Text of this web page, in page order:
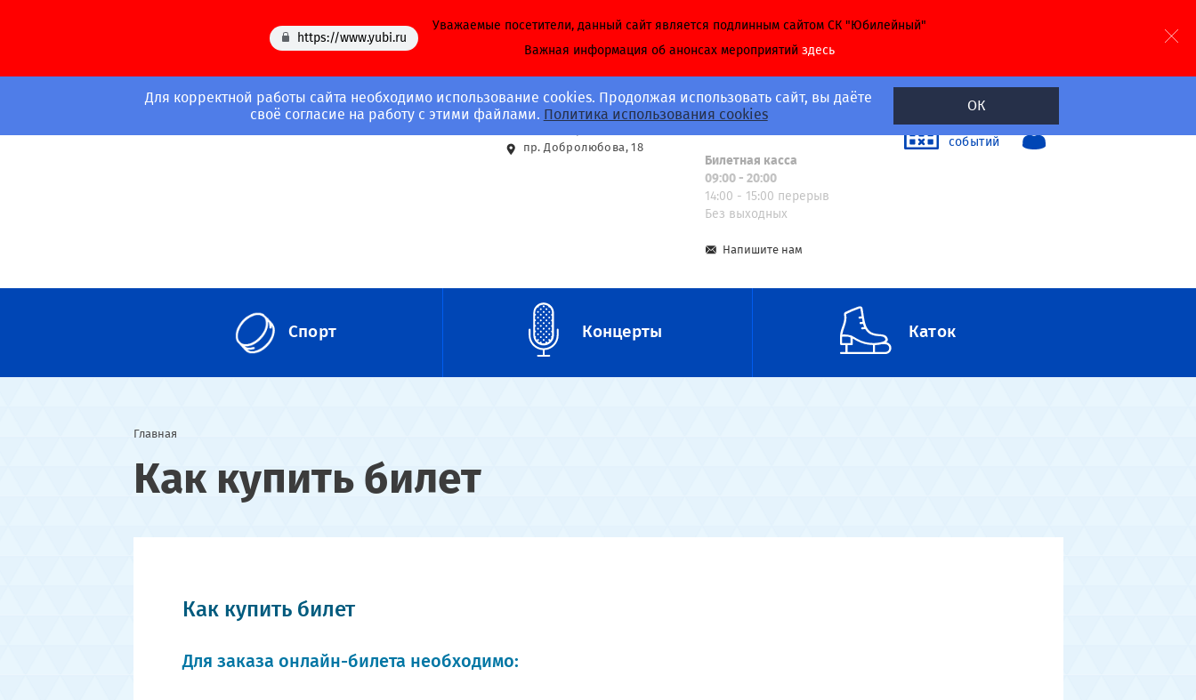
Для корректной работы сайта необходимо использование cookies. Продолжая использовать сайт, вы даёте
своё согласие на работу с этими файлами. Политика использования cookies
ОК
https://www.yubi.ru
Уважаемые посетители, данный сайт является подлинным сайтом СК "Юбилейный"
Важная информация об анонсах мероприятий здесь
Адрес
пр. Добролюбова, 18
Call-центр
8 (812) 703-40-40
Билетная касса
09:00 - 20:00
14:00 - 15:00 перерыв
Без выходных
Напишите нам
Календарь
событий
Спорт Концерты Каток
Главная
Как купить билет
Как купить билет
Для заказа онлайн-билета необходимо: